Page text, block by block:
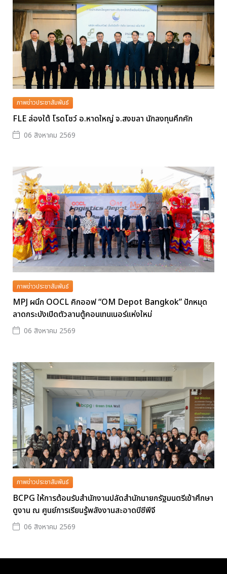
ภาพข่าวประชาสัมพันธ์
FLE ล่องใต้ โรดโชว์ อ.หาดใหญ่ จ.สงขลา นักลงทุนคึกคัก
06 สิงหาคม 2569
ภาพข่าวประชาสัมพันธ์
MPJ ผนึก OOCL คิกออฟ “OM Depot Bangkok” ปักหมุด
ลาดกระบังเปิดตัวลานตู้คอนเทนเนอร์แห่งใหม่
06 สิงหาคม 2569
ภาพข่าวประชาสัมพันธ์
BCPG ให้การต้อนรับสำนักงานปลัดสำนักนายกรัฐมนตรีเข้าศึกษา
ดูงาน ณ ศูนย์การเรียนรู้พลังงานสะอาดบีซีพีจี
06 สิงหาคม 2569